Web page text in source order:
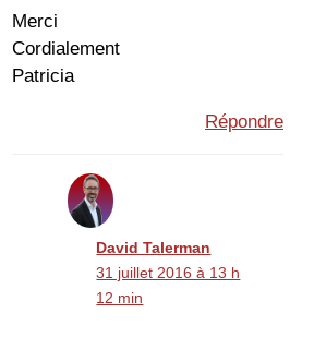
Merci
Cordialement
Patricia
Répondre
David Talerman
31 juillet 2016 à 13 h
12 min